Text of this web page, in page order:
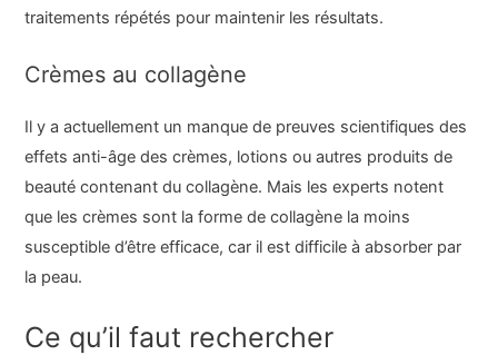
traitements répétés pour maintenir les résultats.
Crèmes au collagène
Il y a actuellement un manque de preuves scientifiques des
effets anti-âge des crèmes, lotions ou autres produits de
beauté contenant du collagène. Mais les experts notent
que les crèmes sont la forme de collagène la moins
susceptible d’être efficace, car il est difficile à absorber par
la peau.
Ce qu’il faut rechercher